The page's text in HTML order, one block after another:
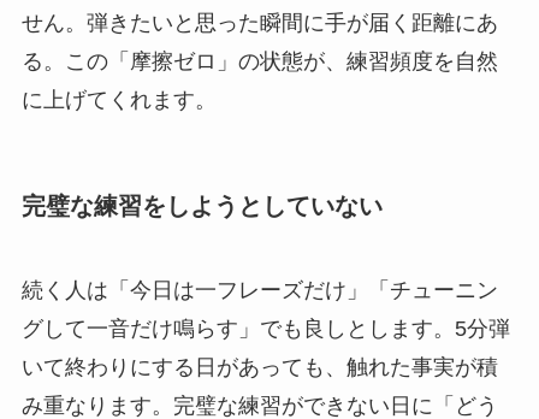
せん。弾きたいと思った瞬間に手が届く距離にあ
る。この「摩擦ゼロ」の状態が、練習頻度を自然
に上げてくれます。
完璧な練習をしようとしていない
続く人は「今日は一フレーズだけ」「チューニン
グして一音だけ鳴らす」でも良しとします。5分弾
いて終わりにする日があっても、触れた事実が積
み重なります。完璧な練習ができない日に「どう